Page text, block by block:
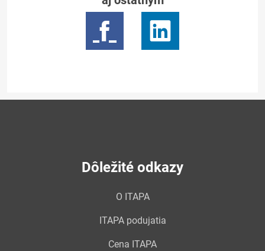
Dôležité odkazy
O ITAPA
ITAPA podujatia
Cena ITAPA